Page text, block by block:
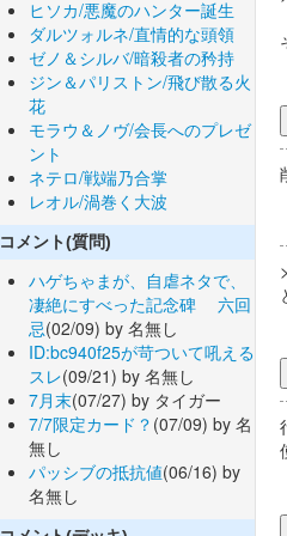
ヒソカ/悪魔のハンター誕生
ダルツォルネ/直情的な頭領
ゼノ＆シルバ/暗殺者の矜持
ジン＆パリストン/飛び散る火
花
モラウ＆ノヴ/会長へのプレゼ
ント
ネテロ/戦端乃合掌
レオル/渦巻く大波
コメント(質問)
ハゲちゃまが、自虐ネタで、
凄絶にすべった記念碑 六回
忌(02/09) by 名無し
ID:bc940f25が苛ついて吼える
スレ(09/21) by 名無し
7月末(07/27) by タイガー
7/7限定カード？ (07/09) by 名
無し
パッシブの抵抗値(06/16) by
名無し